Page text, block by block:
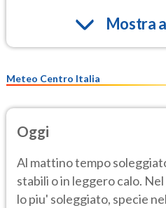
Mostra
Meteo Centro Italia
Oggi
Al mattino tempo
stabili o in leggero calo.
lo piu' soleggiato, specie